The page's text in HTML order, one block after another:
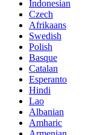
Indonesian
Czech
Afrikaans
Swedish
Polish
Basque
Catalan
Esperanto
Hindi
Lao
Albanian
Amharic